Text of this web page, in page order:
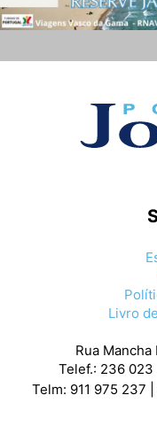
Livro
Rua
Telef.: 236 023
Telm: 911 975 237